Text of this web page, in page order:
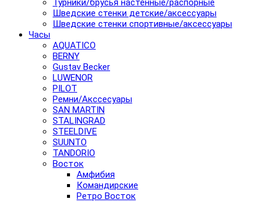
Турники/брусья настенные/распорные
Шведские стенки детские/аксессуары
Шведские стенки спортивные/аксессуары
Часы
AQUATICO
BERNY
Gustav Becker
LUWENOR
PILOT
Pемни/Акссесуары
SAN MARTIN
STALINGRAD
STEELDIVE
SUUNTO
TANDORIO
Восток
Амфибия
Командирские
Ретро Восток